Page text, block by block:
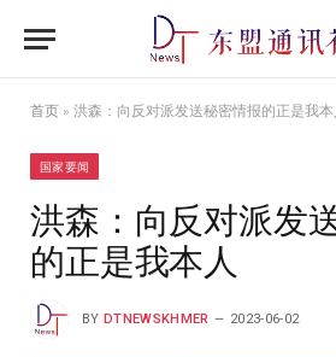
首页 » 洪森：向反对派发送秘密情报的正是我本
国家要闻
洪森：向反对派发
的正是我本人
BY DTNEWSKHMER 2023-06-02